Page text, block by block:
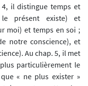
il distingue temps et
présent existe) et
moi) et temps en soi ;
notre conscience), et
Au chap. 5, il met
particulièrement le
« ne plus exister »